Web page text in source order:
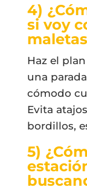
4)
si voy
Haz el
una
cómodo
Evita
bordillos,
5)